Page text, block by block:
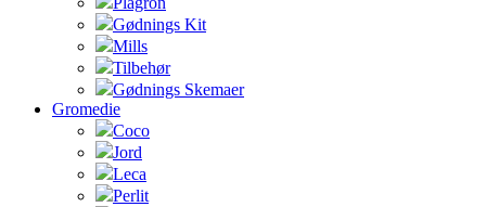
Gødnings Kit
Mills
Tilbehør
Gødnings Skemaer
Gromedie
Coco
Jord
Leca
Perlit